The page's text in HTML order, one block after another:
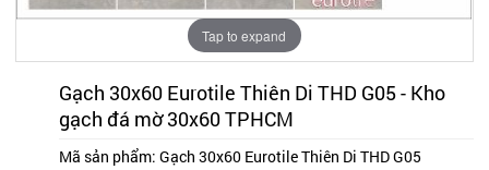
Tap to expand
Gạch 30x60 Eurotile Thiên Di THD G05 - Kho
gạch đá mờ 30x60 TPHCM
Mã sản phẩm: Gạch 30x60 Eurotile Thiên Di THD G05